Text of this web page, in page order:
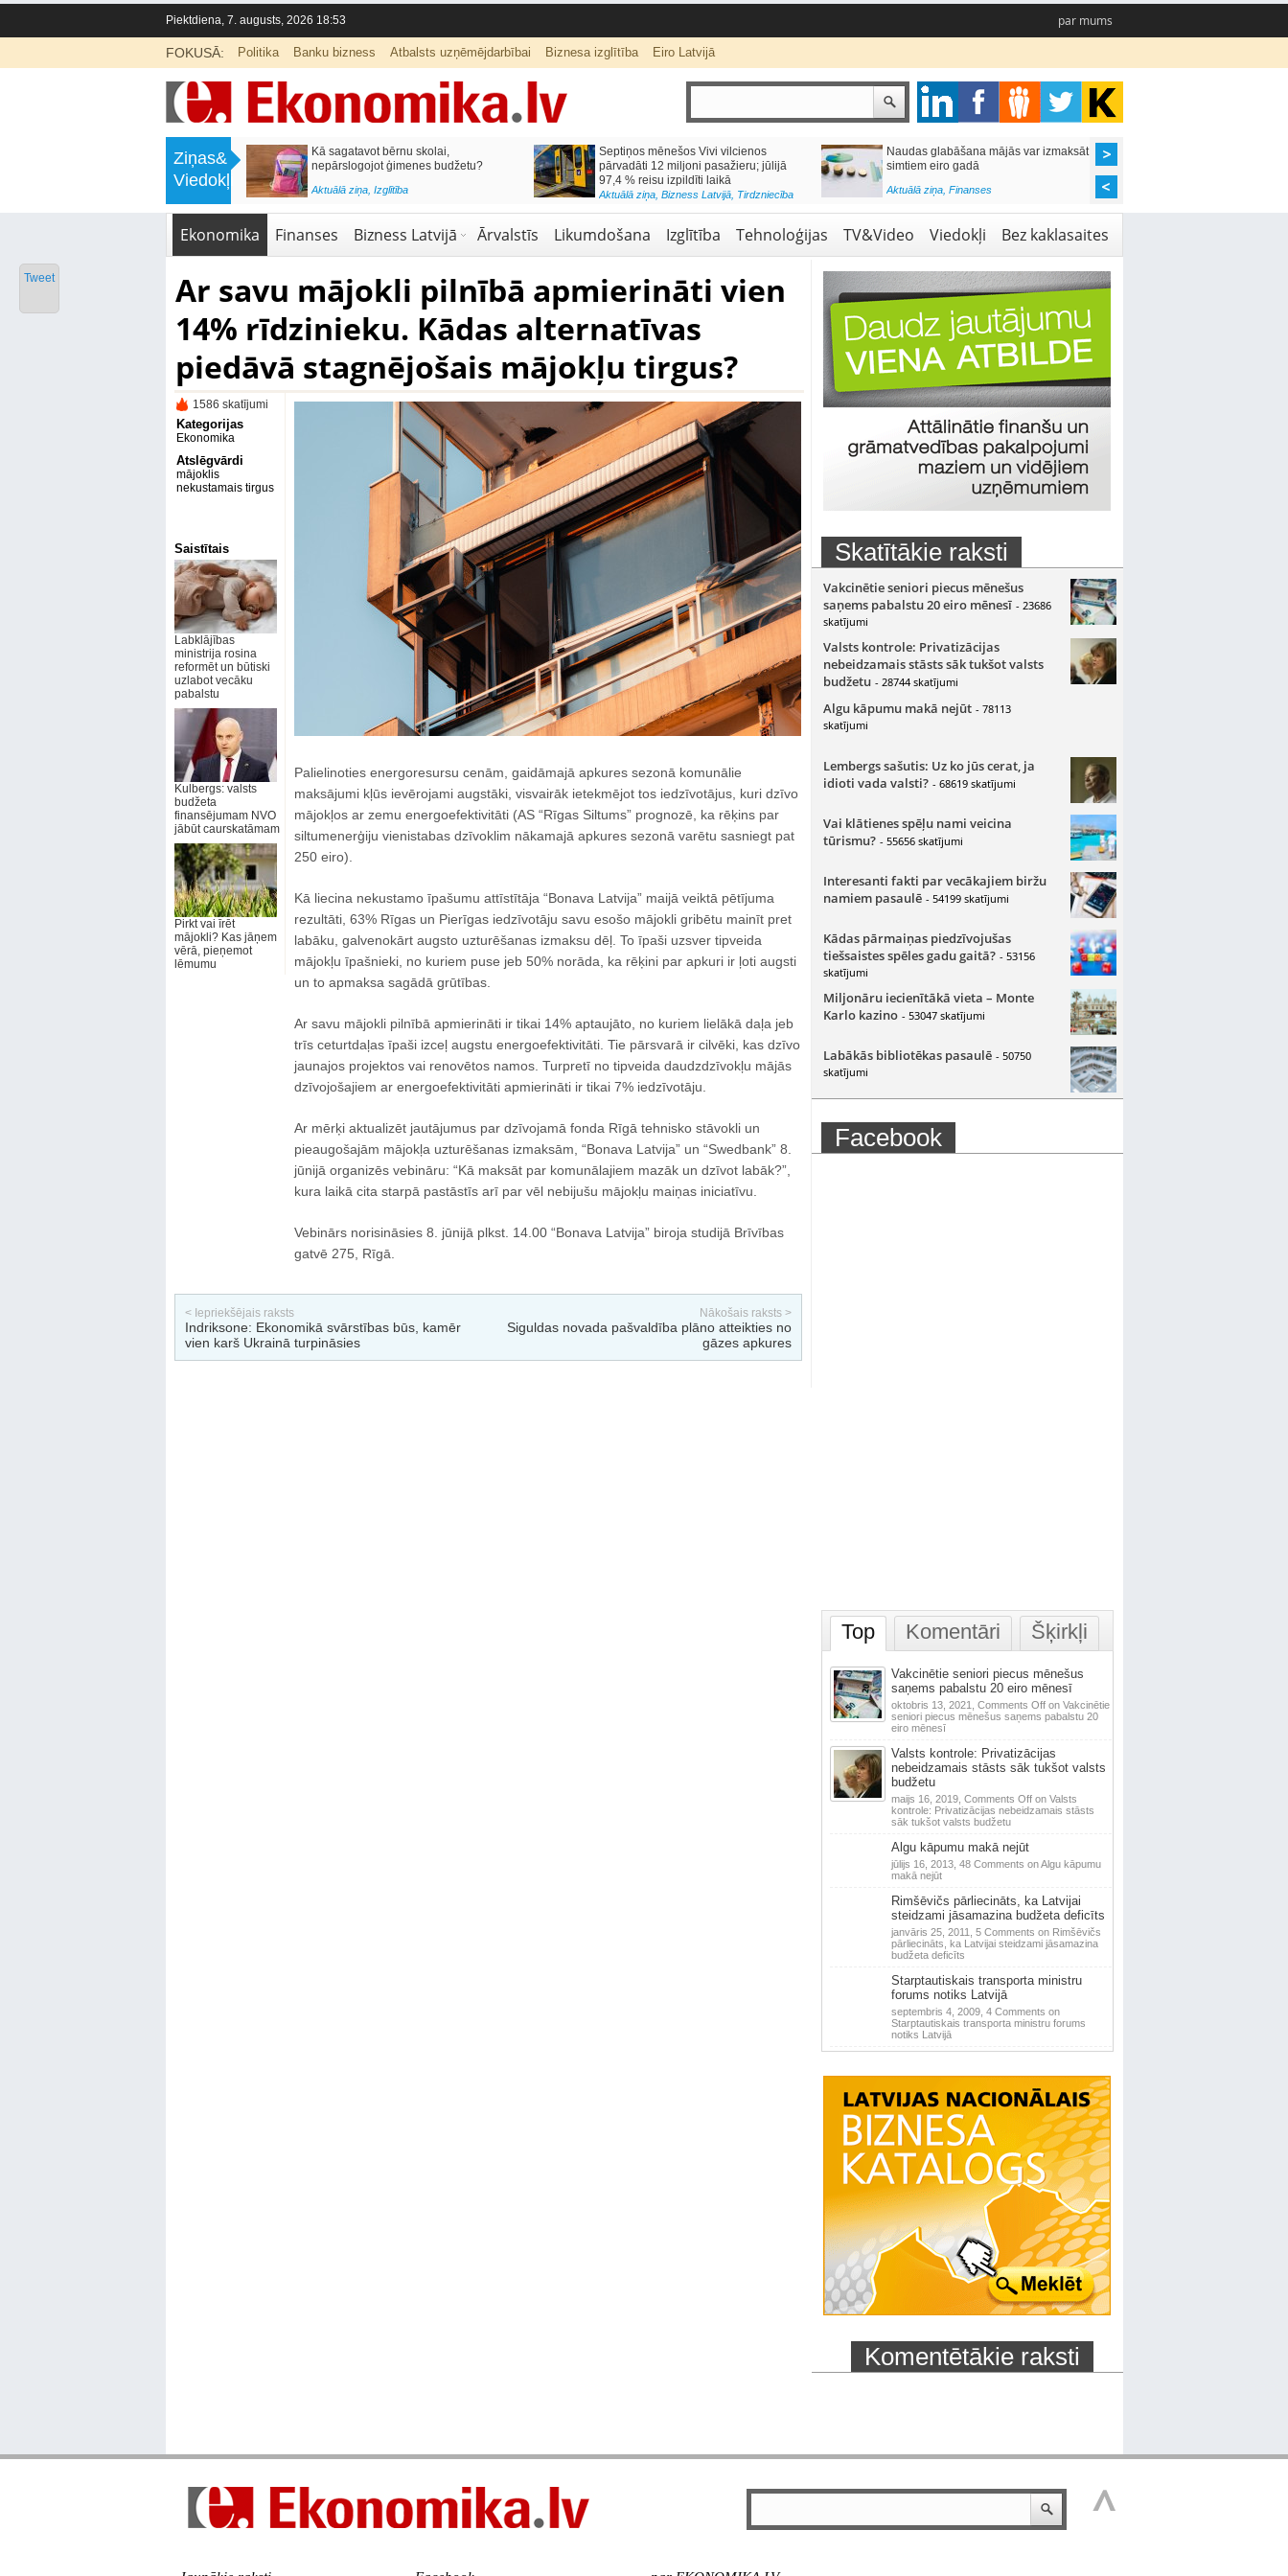
Piektdiena, 7. augusts, 2026 18:53 par mums
FOKUSĀ: Politika Banku bizness Atbalsts uzņēmējdarbībai Biznesa izglītība Eiro Latvijā
Ziņas&
Viedokļi
Labklājības ministrija rosina reformēt
un būtiski uzlabot vecāku pabalstu
Kā sagatavot bērnu skolai,
nepārslogojot ģimenes budžetu?
Aktuālā ziņa, Izglītība
Septiņos mēnešos Vivi vilcienos
pārvadāti 12 miljoni pasažieru; jūlijā
97,4 % reisu izpildīti laikā
Aktuālā ziņa, Bizness Latvijā, Tirdzniecība
Naudas glabāšana mājās var izmaksāt
simtiem eiro gadā
Aktuālā ziņa, Finanses
Ekonomika Finanses Bizness Latvijā Ārvalstīs Likumdošana Izglītība Tehnoloģijas TV&Video Viedokļi Bez kaklasaites
Ar savu mājokli pilnībā apmierināti vien
14% rīdzinieku. Kādas alternatīvas
piedāvā stagnējošais mājokļu tirgus?
1586 skatījumi
Kategorijas
Ekonomika
Atslēgvārdi
mājoklis
nekustamais tirgus
Saistītais
Labklājības
ministrija rosina
reformēt un būtiski
uzlabot vecāku
pabalstu
Kulbergs: valsts
budžeta
finansējumam NVO
jābūt caurskatāmam
Pirkt vai īrēt
mājokli? Kas jāņem
vērā, pieņemot
lēmumu
Palielinoties energoresursu cenām, gaidāmajā apkures sezonā komunālie
maksājumi kļūs ievērojami augstāki, visvairāk ietekmējot tos iedzīvotājus, kuri dzīvo
mājokļos ar zemu energoefektivitāti (AS “Rīgas Siltums” prognozē, ka rēķins par
siltumenerģiju vienistabas dzīvoklim nākamajā apkures sezonā varētu sasniegt pat
250 eiro).
Kā liecina nekustamo īpašumu attīstītāja “Bonava Latvija” maijā veiktā pētījuma
rezultāti, 63% Rīgas un Pierīgas iedzīvotāju savu esošo mājokli gribētu mainīt pret
labāku, galvenokārt augsto uzturēšanas izmaksu dēļ. To īpaši uzsver tipveida
mājokļu īpašnieki, no kuriem puse jeb 50% norāda, ka rēķini par apkuri ir ļoti augsti
un to apmaksa sagādā grūtības.
Ar savu mājokli pilnībā apmierināti ir tikai 14% aptaujāto, no kuriem lielākā daļa jeb
trīs ceturtdaļas īpaši izceļ augstu energoefektivitāti. Tie pārsvarā ir cilvēki, kas dzīvo
jaunajos projektos vai renovētos namos. Turpretī no tipveida daudzdzīvokļu mājās
dzīvojošajiem ar energoefektivitāti apmierināti ir tikai 7% iedzīvotāju.
Ar mērķi aktualizēt jautājumus par dzīvojamā fonda Rīgā tehnisko stāvokli un
pieaugošajām mājokļa uzturēšanas izmaksām, “Bonava Latvija” un “Swedbank” 8.
jūnijā organizēs vebināru: “Kā maksāt par komunālajiem mazāk un dzīvot labāk?”,
kura laikā cita starpā pastāstīs arī par vēl nebijušu mājokļu maiņas iniciatīvu.
Vebinārs norisināsies 8. jūnijā plkst. 14.00 “Bonava Latvija” biroja studijā Brīvības
gatvē 275, Rīgā.
< Iepriekšējais raksts
Indriksone: Ekonomikā svārstības būs, kamēr
vien karš Ukrainā turpināsies
Nākošais raksts >
Siguldas novada pašvaldība plāno atteikties no
gāzes apkures
Skatītākie raksti
Vakcinētie seniori piecus mēnešus
saņems pabalstu 20 eiro mēnesī - 23686
skatījumi
Valsts kontrole: Privatizācijas
nebeidzamais stāsts sāk tukšot valsts
budžetu - 28744 skatījumi
Algu kāpumu makā nejūt - 78113
skatījumi
Lembergs sašutis: Uz ko jūs cerat, ja
idioti vada valsti? - 68619 skatījumi
Vai klātienes spēļu nami veicina
tūrismu? - 55656 skatījumi
Interesanti fakti par vecākajiem biržu
namiem pasaulē - 54199 skatījumi
Kādas pārmaiņas piedzīvojušas
tiešsaistes spēles gadu gaitā? - 53156
skatījumi
Miljonāru iecienītākā vieta – Monte
Karlo kazino - 53047 skatījumi
Labākās bibliotēkas pasaulē - 50750
skatījumi
Facebook
Top Komentāri Šķirkļi
Vakcinētie seniori piecus mēnešus
saņems pabalstu 20 eiro mēnesī
oktobris 13, 2021, Comments Offon Vakcinētie
seniori piecus mēnešus saņems pabalstu 20
eiro mēnesī
Valsts kontrole: Privatizācijas
nebeidzamais stāsts sāk tukšot valsts
budžetu
maijs 16, 2019, Comments Offon Valsts
kontrole: Privatizācijas nebeidzamais stāsts
sāk tukšot valsts budžetu
Algu kāpumu makā nejūt
jūlijs 16, 2013, 48 Comments on Algu kāpumu
makā nejūt
Rimšēvičs pārliecināts, ka Latvijai
steidzami jāsamazina budžeta deficīts
janvāris 25, 2011, 5 Comments on Rimšēvičs
pārliecināts, ka Latvijai steidzami jāsamazina
budžeta deficīts
Starptautiskais transporta ministru
forums notiks Latvijā
septembris 4, 2009, 4 Comments on
Starptautiskais transporta ministru forums
notiks Latvijā
Komentētākie raksti
Tweet